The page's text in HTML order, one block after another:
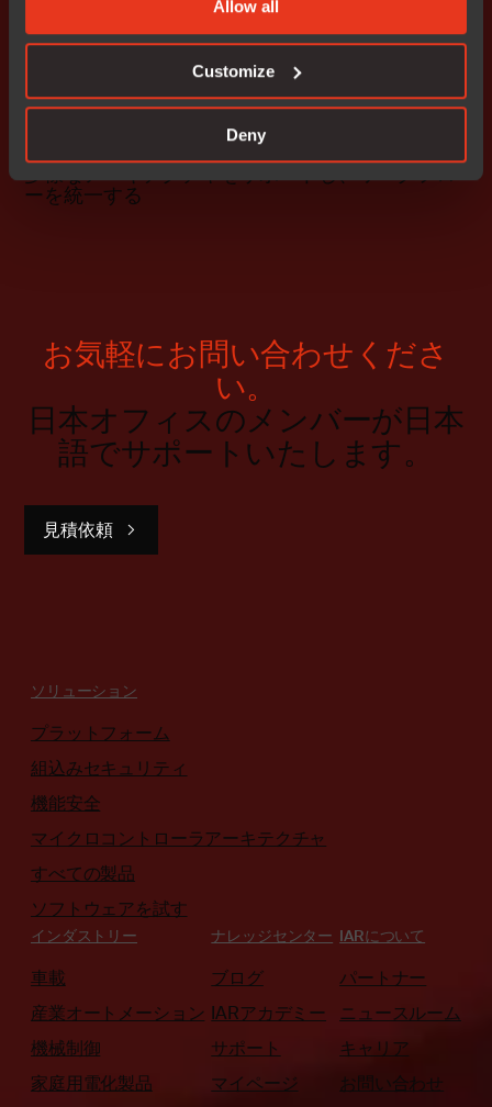
Allow all
Customize
Deny
多様なアーキテクチャをサポートし、ワークフロ
ーを統一する
お気軽にお問い合わせくださ
い。
日本オフィスのメンバーが日本
語でサポートいたします。
見積依頼
ソリューション
プラットフォーム
組込みセキュリティ
機能安全
マイクロコントローラアーキテクチャ
すべての製品
ソフトウェアを試す
インダストリー
車載
産業オートメーション
機械制御
家庭用電化製品
ナレッジセンター
ブログ
IARアカデミー
サポート
マイページ
IARについて
パートナー
ニュースルーム
キャリア
お問い合わせ